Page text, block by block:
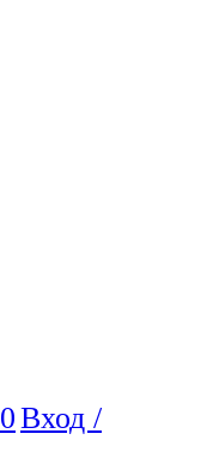
0Вход /